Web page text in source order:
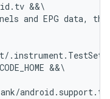
&&\
and EPG data,
&&\